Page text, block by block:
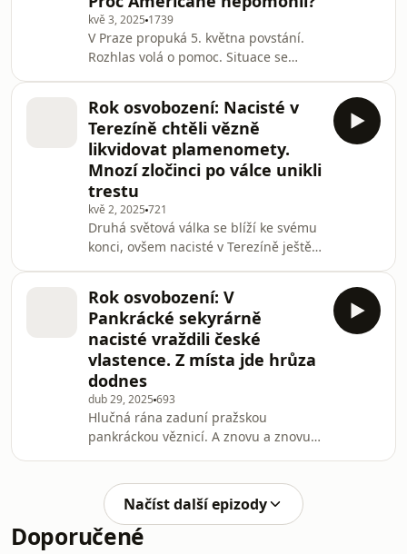
Smetana. V pokračování rozhovoru
jsme se zaměřili na to, jak moc se
angažovali českoslovenští
představitelé v osvobození Prahy.
kvě 3, 2025 1739
V Praze propuká 5. května povstání.
Rozhlas volá o pomoc. Situace se
jednotky SS z Benešova na Pankráci i
Schörnerova armádní skupina Střed.
Proudové Messerschmitty 262
bombardují budovu rozhlasu. Oči se
upírají na západ. Americké jednotky
se dávají do pohybu. Plzeň osvobozují
6. května. Na Prahu ani na České
Budějovice už n
Rok osvobození: Nacisté v
Terezíně chtěli vězně
likvidovat plamenomety.
Mnozí zločinci po válce unikli
trestu
kvě 2, 2025 721
Druhá světová válka se blíží ke svému
konci, ovšem nacisté v Terezíně ještě
z policejní věznice gestapa v Malé
pevnosti. Chystají místo pro jejich
hromadnou likvidaci za pomoci vody i
plamenometů. Začínají také práce na
výstavbě plynové komory. Mnozí viníci
zločinů však přesto později uniknou
spravedlnosti.
Rok osvobození: V
Pankrácké sekyrárně
nacisté vraždili české
vlastence. Z místa jde hrůza
dodnes
dub 29, 2025 693
Hlučná rána zaduní pražskou
pankráckou věznicí. A znovu a znovu.
gilotinou posledních pět odsouzenců.
Je mezi nimi i jedna žena.
Nejobávanější nacistické popraviště
Načíst další epizody
Doporučené